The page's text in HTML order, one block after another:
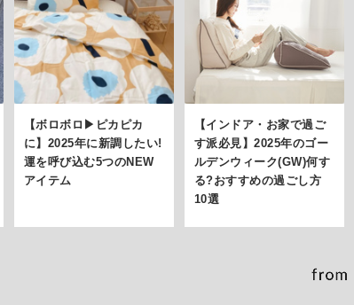
【ボロボロ▶ピカピカ
に】2025年に新調したい!
運を呼び込む5つのNEW
アイテム
【インドア・お家で過ご
す派必見】2025年のゴー
ルデンウィーク(GW)何す
る?おすすめの過ごし方
10選